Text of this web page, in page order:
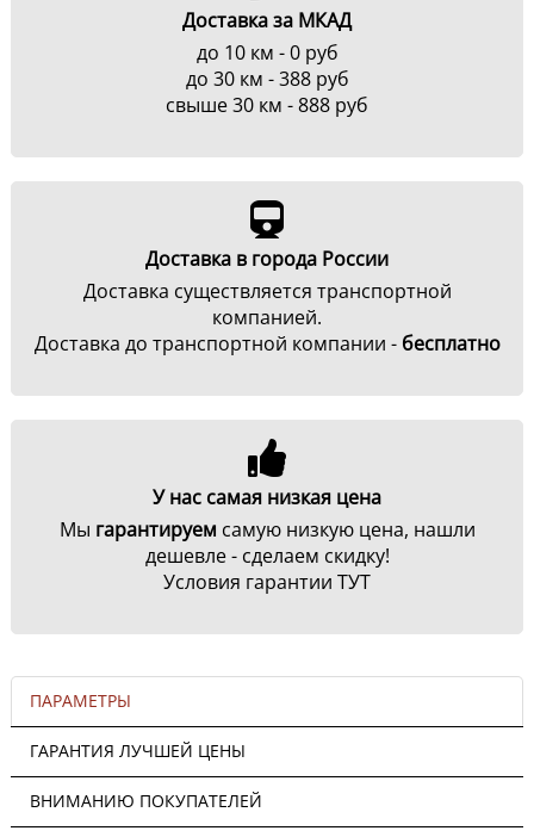
Доставка за МКАД
до 10 км - 0 руб
до 30 км - 388 руб
свыше 30 км - 888 руб
Доставка в города России
Доставка существляется транспортной
компанией.
Доставка до транспортной компании - бесплатно
У нас самая низкая цена
Мы гарантируем самую низкую цена, нашли
дешевле - сделаем скидку!
Условия гарантии ТУТ
ПАРАМЕТРЫ
ГАРАНТИЯ ЛУЧШЕЙ ЦЕНЫ
ВНИМАНИЮ ПОКУПАТЕЛЕЙ